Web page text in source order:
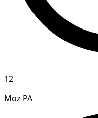
12
Moz PA